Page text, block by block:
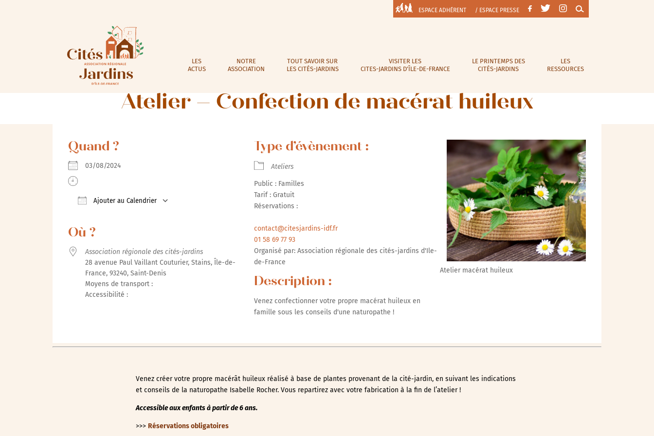
ESPACE ADHÉRENT / ESPACE PRESSE
LES
ACTUS
NOTRE
ASSOCIATION
TOUT SAVOIR SUR
LES CITÉS-JARDINS
VISITER LES
CITES-JARDINS D’ÎLE-DE-FRANCE
LE PRINTEMPS DES
CITÉS-JARDINS
LES
RESSOURCES
Atelier – Confection de macérat huileux
Atelier macérat huileux
Quand ?
03/08/2024
Ajouter au Calendrier
Outlook Live
Où ?
Association régionale des cités-jardins
28 avenue Paul Vaillant Couturier, Stains, Île-de-
France, 93240, Saint-Denis
Moyens de transport :
Accessibilité :
Type d’évènement :
Ateliers
Public : Familles
Tarif : Gratuit
Réservations :
contact@citesjardins-idf.fr
01 58 69 77 93
Organisé par: Association régionale des cités-jardins d'Ile-
de-France
Description :
Venez confectionner votre propre macérat huileux en
famille sous les conseils d'une naturopathe !
Venez créer votre propre macérât huileux réalisé à base de plantes provenant de la cité-jardin, en suivant les indications
et conseils de la naturopathe Isabelle Rocher. Vous repartirez avec votre fabrication à la fin de l’atelier !
Accessible aux enfants à partir de 6 ans.
>>> Réservations obligatoires